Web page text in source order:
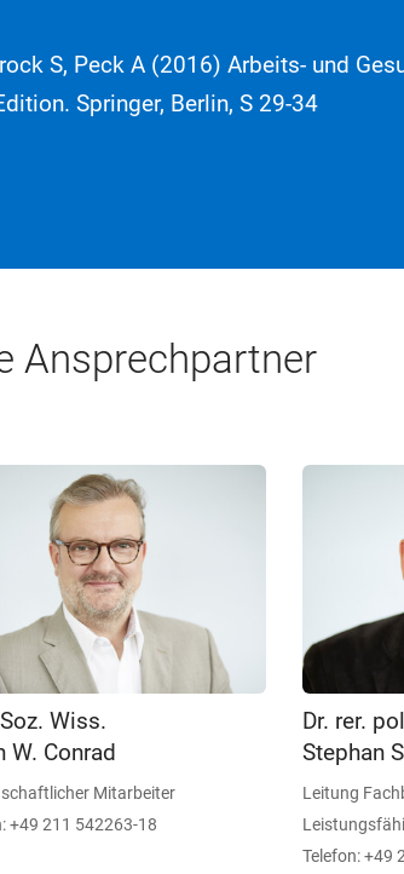
S, Peck A (2016) Arbeits- und
Springer, Berlin, S 29-34
Ansprechpartner
Wiss.
W. Conrad
Mitarbeiter
+49 211 542263-18
Dr. rer.
Stephan
Leitung
Telefon: +49